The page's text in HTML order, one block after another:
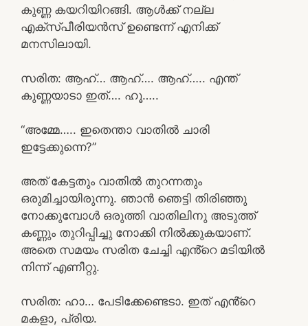
കുണ്ണ കയറിയിറങ്ങി. ആൾക്ക് നല്ല
എക്സ്പീരിയൻസ് ഉണ്ടെന്ന് എനിക്ക്
മനസിലായി.
സരിത: ആഹ്… ആഹ്…. ആഹ്….. എന്ത്
കുണ്ണയാടാ ഇത്…. ഹൂ…..
“അമ്മേ….. ഇതെന്താ വാതിൽ ചാരി
ഇട്ടേക്കുന്നെ?”
അത് കേട്ടതും വാതിൽ തുറന്നതും
ഒരുമിച്ചായിരുന്നു. ഞാൻ ഞെട്ടി തിരിഞ്ഞു
നോക്കുമ്പോൾ ഒരുത്തി വാതിലിനു അടുത്ത്
കണ്ണും തുറിപ്പിച്ചു നോക്കി നിൽക്കുകയാണ്.
അതെ സമയം സരിത ചേച്ചി എൻ്റെ മടിയിൽ
നിന്ന് എണീറ്റു.
സരിത: ഹാ… പേടിക്കേണ്ടെടാ. ഇത് എൻ്റെ
മകളാ, പ്രിയ.